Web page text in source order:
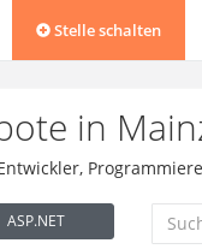
Stelle schalten
in
ASP.NET